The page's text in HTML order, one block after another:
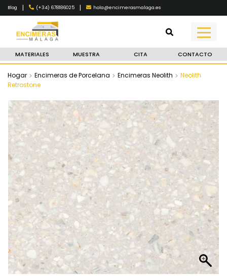
Blog | (+34) 678186025 | hola@encimerasmalaga.es
MATERIALES MUESTRA CITA CONTACTO
Hogar Encimeras de Porcelana Encimeras Neolith
Neolith
Retrostone